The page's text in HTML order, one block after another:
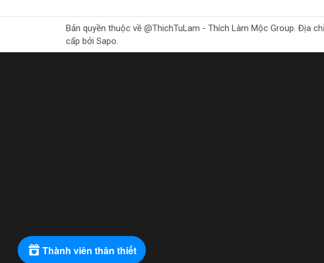
Máy bơm nước DCA được sử dụng rộng rãi trong nhiều lĩnh
nông nghiệp và cung cấp nước cho các hệ thống làm mát công
Máy bơm nước DCA
Máy bơm nước Total
Bản quyền thuộc về @ThichTuLam - Thích Làm Mộc Group. Địa
cấp bởi Sapo.
Thành viên thân thiết